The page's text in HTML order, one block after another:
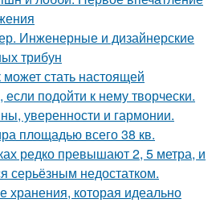
Инженерные и дизайнерские
трибун
стать настоящей
подойти к нему творчески.
уверенности и гармонии.
площадью всего 38 кв.
редко превышают 2, 5 метра, и
серьёзным недостатком.
хранения, которая идеально